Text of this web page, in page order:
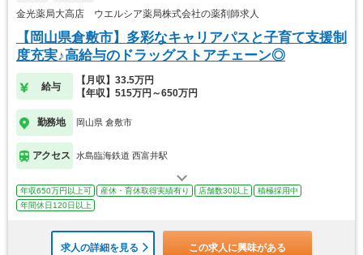
金光薬局大高店 ウエルシア薬局株式会社の薬剤師求人
【岡山県倉敷市】多彩なキャリアパスと子育て支援制
度充実♪高給与のドラッグストアチェーン◎
給与
【月収】33.5万円
【年収】515万円～650万円
勤務地 岡山県 倉敷市
アクセス 水島臨海鉄道 西富井駅
年収650万円以上可 産休・育休取得実績有り 店舗数30以上
積極採用中
年間休日120日以上
求人の詳細を見る この求人に興味がある